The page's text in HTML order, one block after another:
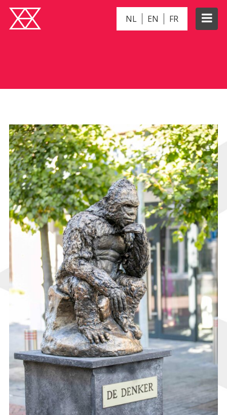
NL EN FR